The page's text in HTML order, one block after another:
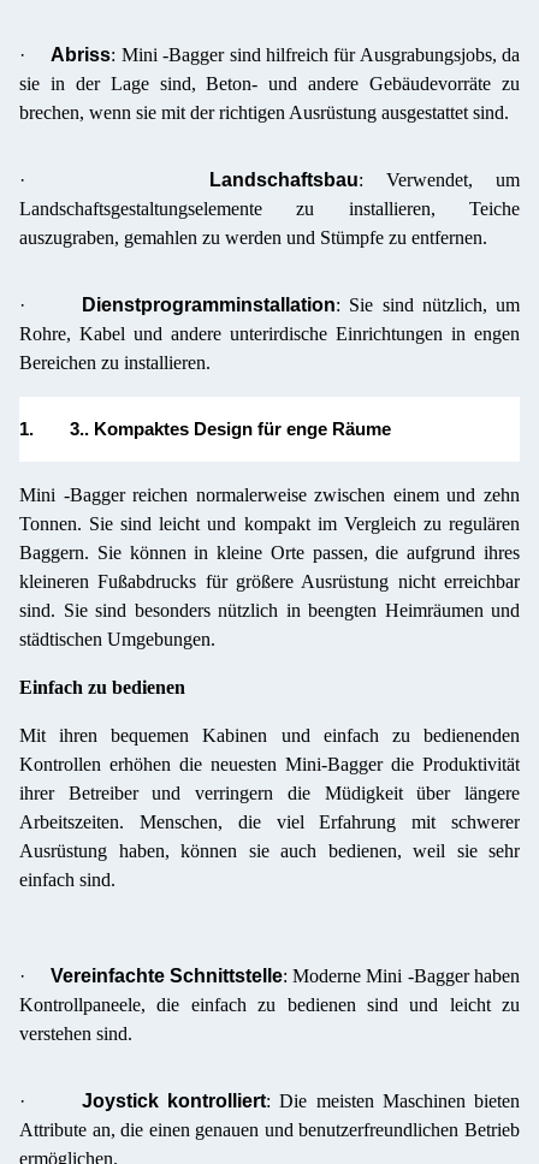
· Abriss: Mini -Bagger sind hilfreich für Ausgrabungsjobs, da
sie in der Lage sind, Beton- und andere Gebäudevorräte zu
brechen, wenn sie mit der richtigen Ausrüstung ausgestattet sind.
· Landschaftsbau: Verwendet, um
Landschaftsgestaltungselemente zu installieren, Teiche
auszugraben, gemahlen zu werden und Stümpfe zu entfernen.
· Dienstprogramminstallation: Sie sind nützlich, um
Rohre, Kabel und andere unterirdische Einrichtungen in engen
Bereichen zu installieren.
1. 3.. Kompaktes Design für enge Räume
Mini -Bagger reichen normalerweise zwischen einem und zehn
Tonnen. Sie sind leicht und kompakt im Vergleich zu regulären
Baggern. Sie können in kleine Orte passen, die aufgrund ihres
kleineren Fußabdrucks für größere Ausrüstung nicht erreichbar
sind. Sie sind besonders nützlich in beengten Heimräumen und
städtischen Umgebungen.
Einfach zu bedienen
Mit ihren bequemen Kabinen und einfach zu bedienenden
Kontrollen erhöhen die neuesten Mini-Bagger die Produktivität
ihrer Betreiber und verringern die Müdigkeit über längere
Arbeitszeiten. Menschen, die viel Erfahrung mit schwerer
Ausrüstung haben, können sie auch bedienen, weil sie sehr
einfach sind.
· Vereinfachte Schnittstelle: Moderne Mini -Bagger haben
Kontrollpaneele, die einfach zu bedienen sind und leicht zu
verstehen sind.
· Joystick kontrolliert: Die meisten Maschinen bieten
Attribute an, die einen genauen und benutzerfreundlichen Betrieb
ermöglichen.